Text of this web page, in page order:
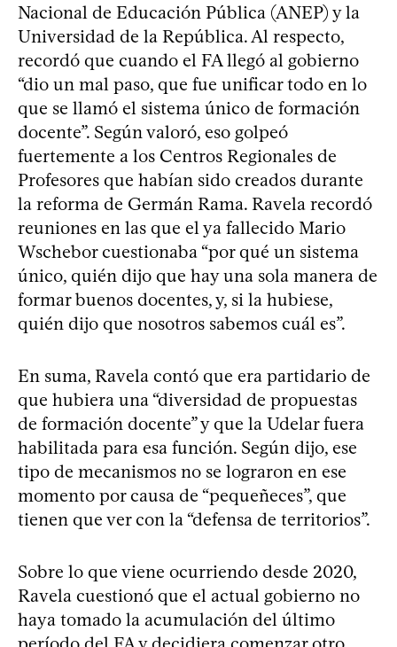
Nacional de Educación Pública (ANEP) y la
Universidad de la República. Al respecto,
recordó que cuando el FA llegó al gobierno
“dio un mal paso, que fue unificar todo en lo
que se llamó el sistema único de formación
docente”. Según valoró, eso golpeó
fuertemente a los Centros Regionales de
Profesores que habían sido creados durante
la reforma de Germán Rama. Ravela recordó
reuniones en las que el ya fallecido Mario
Wschebor cuestionaba “por qué un sistema
único, quién dijo que hay una sola manera de
formar buenos docentes, y, si la hubiese,
quién dijo que nosotros sabemos cuál es”.
En suma, Ravela contó que era partidario de
que hubiera una “diversidad de propuestas
de formación docente” y que la Udelar fuera
habilitada para esa función. Según dijo, ese
tipo de mecanismos no se lograron en ese
momento por causa de “pequeñeces”, que
tienen que ver con la “defensa de territorios”.
Sobre lo que viene ocurriendo desde 2020,
Ravela cuestionó que el actual gobierno no
haya tomado la acumulación del último